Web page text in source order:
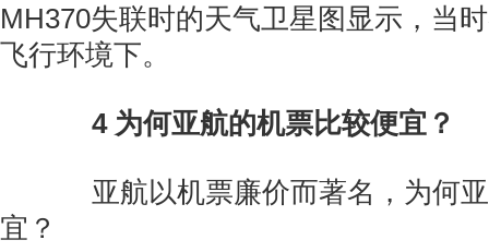
MH370失联时的天气卫星图显示，当
飞行环境下。
4 为何亚航的机票比较便宜？
亚航以机票廉价而著名，为何亚
宜？